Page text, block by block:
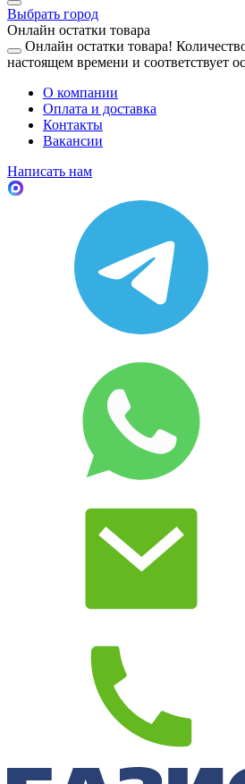
Выбрать город
Онлайн остатки товара
Онлайн остатки товара!
настоящем времени и соответствует
О компании
Оплата и доставка
Контакты
Вакансии
Написать нам